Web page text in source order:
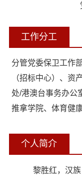
工作分工
分管党委保卫工作
（招标中心）、资
处/港澳台事务办公
推拿学院、体育健
个人简介
黎胜红，汉